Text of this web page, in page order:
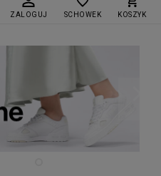
ZALOGUJ SCHOWEK KOSZYK